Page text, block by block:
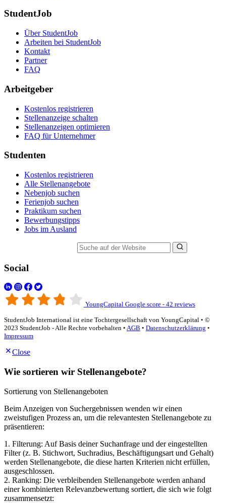
StudentJob
Über StudentJob
Arbeiten bei StudentJob
Kontakt
Partner
FAQ
Arbeitgeber
Kostenlos registrieren
Stellenanzeige schalten
Stellenanzeigen optimieren
FAQ für Unternehmer
Studenten
Kostenlos registrieren
Alle Stellenangebote
Nebenjob suchen
Ferienjob suchen
Praktikum suchen
Bewerbungstipps
Jobs im Ausland
Social
YoungCapital Google score - 42 reviews
StudentJob International ist eine Tochtergesellschaft von YoungCapital • ©
2023 StudentJob - Alle Rechte vorbehalten • AGB • Datenschutzerklärung •
Impressum
Close
Wie sortieren wir Stellenangebote?
Sortierung von Stellenangeboten
Beim Anzeigen von Suchergebnissen wenden wir einen
zweistufigen Prozess an, um die relevantesten Stellenangebote zu
präsentieren:
1. Filterung: Auf Basis deiner Suchanfrage und der eingestellten
Filter (z. B. Stichwort, Suchradius, Beschäftigungsart und Gehalt)
werden Stellenangebote, die diese harten Kriterien nicht erfüllen,
ausgeschlossen.
2. Ranking: Die verbleibenden Stellenangebote werden anhand
einer kombinierten Relevanzbewertung sortiert, die sich wie folgt
zusammensetzt: